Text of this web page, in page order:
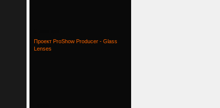
Проект ProShow Producer - Glass
Lenses